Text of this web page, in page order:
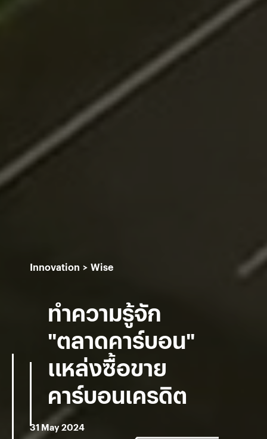
Innovation Wise
ทำความรู้จัก
"ตลาดคาร์บอน"
แหล่งซื้อขาย
คาร์บอนเครดิต
31 May 2024